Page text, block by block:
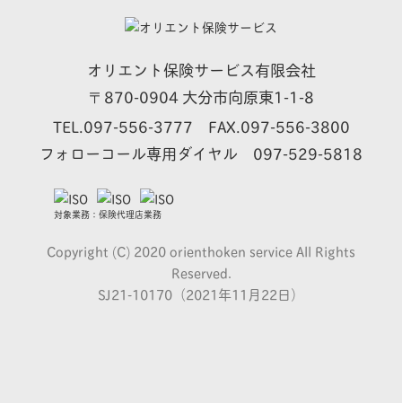
オリエント保険サービス有限会社
〒 870-0904 大分市向原東1-1-8
TEL.097-556-3777 FAX.097-556-3800
フォローコール専用ダイヤル 097-529-5818
対象業務：保険代理店業務
Copyright (C) 2020 orienthoken service All Rights
Reserved.
SJ21-10170（2021年11月22日）